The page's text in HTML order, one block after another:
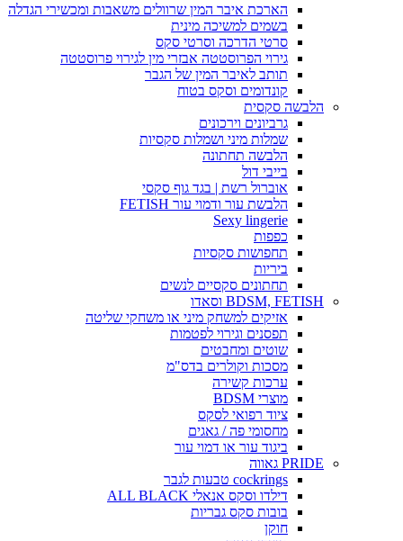
הארכת איבר המין שרוולים משאבות ומכשירי הגדלה
בשמים למשיכה מינית
סרטי הדרכה וסרטי סקס
גירוי הפרוסטטה אבזרי מין לגירוי פרוסטטה
תותב לאיבר המין של הגבר
קונדומים וסקס בטוח
הלבשה סקסית
גרביונים וירכונים
שמלות מיני ושמלות סקסיות
הלבשה תחתונה
בייבי דול
אוברול רשת | בגד גוף סקסי
הלבשת עור ודמוי עור FETISH
Sexy lingerie
כפפות
תחפושות סקסיות
ביריות
תחתונים סקסיים לנשים
BDSM, FETISH וסאדו
אזיקים למשחק מיני או משחקי שליטה
תפסנים וגירוי לפטמות
שוטים ומחבטים
מסכות וקולרים בדס"מ
ערכות קשירה
מוצרי BDSM
ציוד רפואי לסקס
מחסומי פה / גאגים
ביגוד עור או דמוי עור
PRIDE גאווה
cockrings טבעות לגבר
דילדו וסקס אנאלי ALL BLACK
בובות סקס גבריות
חוקן